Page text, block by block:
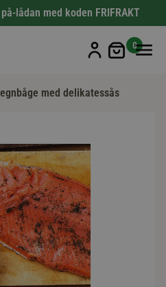
lådan med koden FRIFRAKT
Min
0
med delikatessås